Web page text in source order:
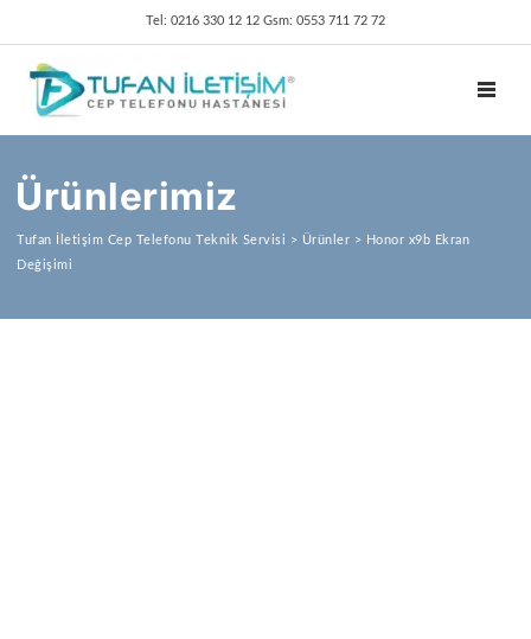
Tel: 0216 330 12 12 Gsm: 0553 711 72 72
Ürünlerimiz
Tufan İletişim Cep Telefonu Teknik Servisi > Ürünler > Honor x9b Ekran
Değişimi